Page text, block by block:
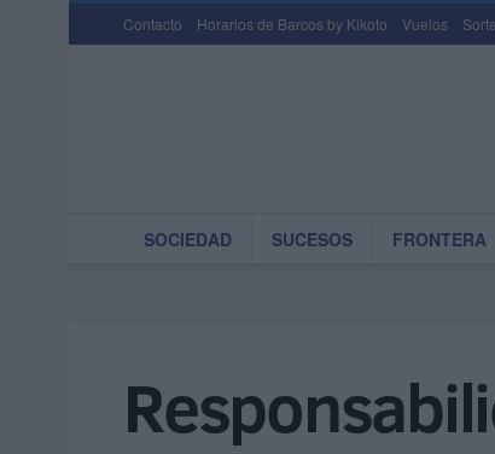
Contacto Horarios de Barcos by Kikoto Vuelos
SOCIEDAD SUCESOS FRONTERA